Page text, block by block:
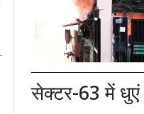
सेक्टर-63 में